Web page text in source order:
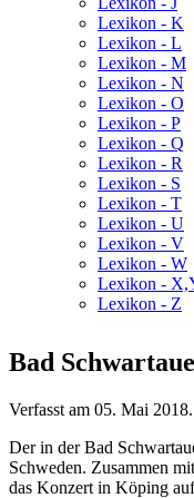
Lexikon - K
Lexikon - L
Lexikon - M
Lexikon - N
Lexikon - O
Lexikon - P
Lexikon - Q
Lexikon - R
Lexikon - S
Lexikon - T
Lexikon - U
Lexikon - V
Lexikon - W
Lexikon -
Lexikon - Z
Bad
Verfasst am 05. Mai 2018.
Der in der Bad
Schweden. Zusammen
das Konzert in Köping